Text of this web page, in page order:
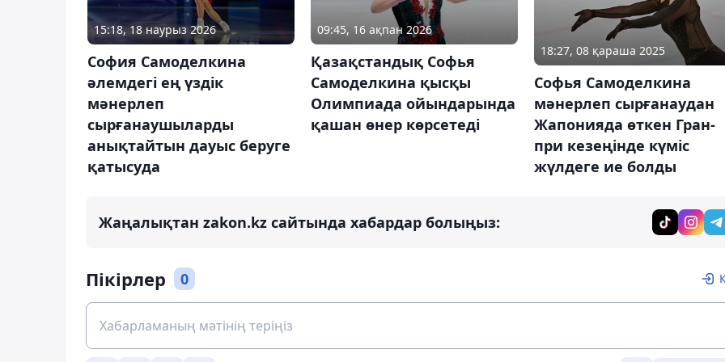
15:18, 18 наурыз 2026
София Самоделкина
әлемдегі ең үздік
мәнерлеп
сырғанаушыларды
анықтайтын дауыс беруге
қатысуда
09:45, 16 ақпан 2026
Қазақстандық Софья
Самоделкина қысқы
Олимпиада ойындарында
қашан өнер көрсетеді
18:27, 08 қараша 2025
Софья Самоделкина
мәнерлеп сырғанаудан
Жапонияда өткен Гран-
при кезеңінде күміс
жүлдеге ие болды
Жаңалықтан zakon.kz сайтында хабардар болыңыз:
Пікірлер 0